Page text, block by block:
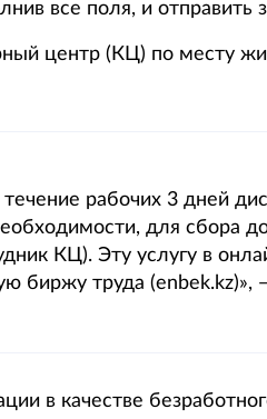
все поля, и
центр (КЦ) по месту
рабочих 3 дней
для сбора
КЦ). Эту услугу в
биржу труда
в качестве